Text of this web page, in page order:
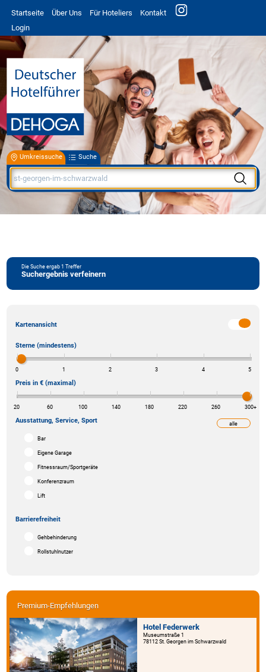
Startseite Über Uns Für Hoteliers
Kontakt
Login
Umkreissuche Suche
Premium-Empfehlungen
Hotel Federwerk
Museumstraße 1
78112 St. Georgen im Schwarzwald
Die Suche ergab1 Treffer
Suchergebnis verfeinern
Kartenansicht
Sterne (mindestens)
0 1 2 3 4 5
Preis in € (maximal)
20 60 100 140 180 220 260 300+
alle
Ausstattung, Service, Sport
Bar
Eigene Garage
Fitnessraum/Sportgeräte
Konferenzraum
Lift
Barrierefreiheit
Gehbehinderung
Rollstuhlnutzer